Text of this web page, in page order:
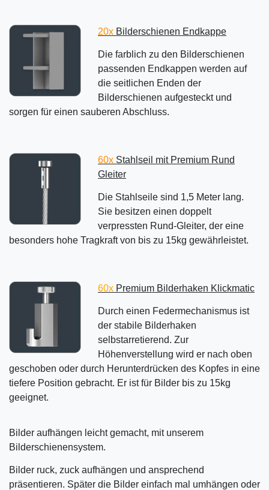
20x Bilderschienen Endkappe
Die farblich zu den Bilderschienen
passenden Endkappen werden auf
die seitlichen Enden der
Bilderschienen aufgesteckt und
sorgen für einen sauberen Abschluss.
60x Stahlseil mit Premium Rund
Gleiter
Die Stahlseile sind 1,5 Meter lang.
Sie besitzen einen doppelt
verpressten Rund-Gleiter, der eine
besonders hohe Tragkraft von bis zu 15kg gewährleistet.
60x Premium Bilderhaken Klickmatic
Durch einen Federmechanismus ist
der stabile Bilderhaken
selbstarretierend. Zur
Höhenverstellung wird er nach oben
geschoben oder durch Herunterdrücken des Kopfes in eine
tiefere Position gebracht. Er ist für Bilder bis zu 15kg
geeignet.
Bilder aufhängen leicht gemacht, mit unserem
Bilderschienensystem.
Bilder ruck, zuck aufhängen und ansprechend
präsentieren. Später die Bilder einfach mal umhängen oder